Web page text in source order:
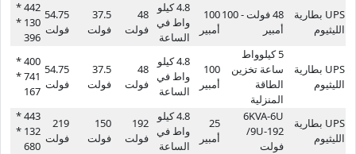
UPS بطارية
الليثيوم
48 فولت - 100
أمبير
100
أمبير
4.8 كيلو
واط في
الساعة
48
فولت
37.5
فولت
54.75
فولت
442 *
130 *
396
UPS بطارية
الليثيوم
5 كيلوواط
ساعة تخزين
الطاقة
المنزلية
100
أمبير
4.8 كيلو
واط في
الساعة
48
فولت
37.5
فولت
54.75
فولت
400 *
741 *
167
UPS بطارية
الليثيوم
6KVA-6U
/9U-192
فولت
25
أمبير
4.8 كيلو
واط في
الساعة
192
فولت
150
فولت
219
فولت
443 *
132 *
680